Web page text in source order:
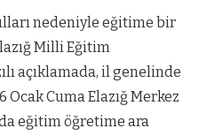
nedeniyle eğitime bir
Milli Eğitim
açıklamada, il genelinde
Ocak Cuma Elazığ Merkez
eğitim öğretime ara